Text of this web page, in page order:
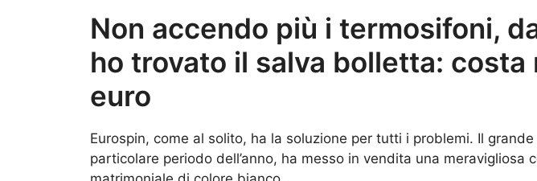
Non accendo più i termosifoni,
ho trovato il salva bolletta: costa
euro
Eurospin, come al solito, ha la soluzione per tutti i problemi. Il
particolare periodo dell’anno, ha messo in vendita una meravigliosa